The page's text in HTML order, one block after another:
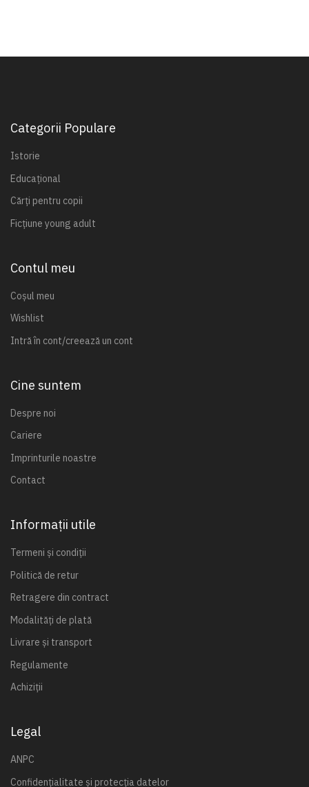
Categorii Populare
Istorie
Educațional
Cărți pentru copii
Ficțiune young adult
Contul meu
Coșul meu
Wishlist
Intră în cont/creează un cont
Cine suntem
Despre noi
Cariere
Imprinturile noastre
Contact
Informații utile
Termeni și condiții
Politică de retur
Retragere din contract
Modalități de plată
Livrare și transport
Regulamente
Achiziții
Legal
ANPC
Confidențialitate și protecția datelor